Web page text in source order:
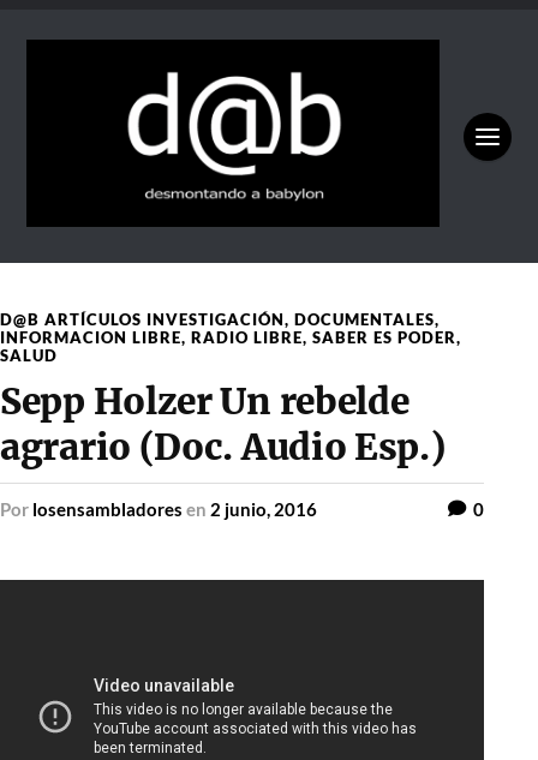
D@B ARTÍCULOS INVESTIGACIÓN, DOCUMENTALES,
INFORMACION LIBRE, RADIO LIBRE, SABER ES PODER,
SALUD
Sepp Holzer Un rebelde
agrario (Doc. Audio Esp.)
por losensambladores en 2 junio, 2016 0